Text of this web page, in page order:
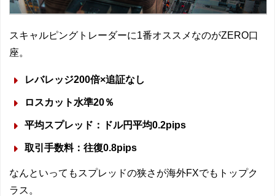
スキャルピングトレーダーに1番オススメなのがZERO口
座。
レバレッジ200倍×追証なし
ロスカット水準20％
平均スプレッド：ドル円平均0.2pips
取引手数料：往復0.8pips
なんといってもスプレッドの狭さが海外FXでもトップク
ラス。